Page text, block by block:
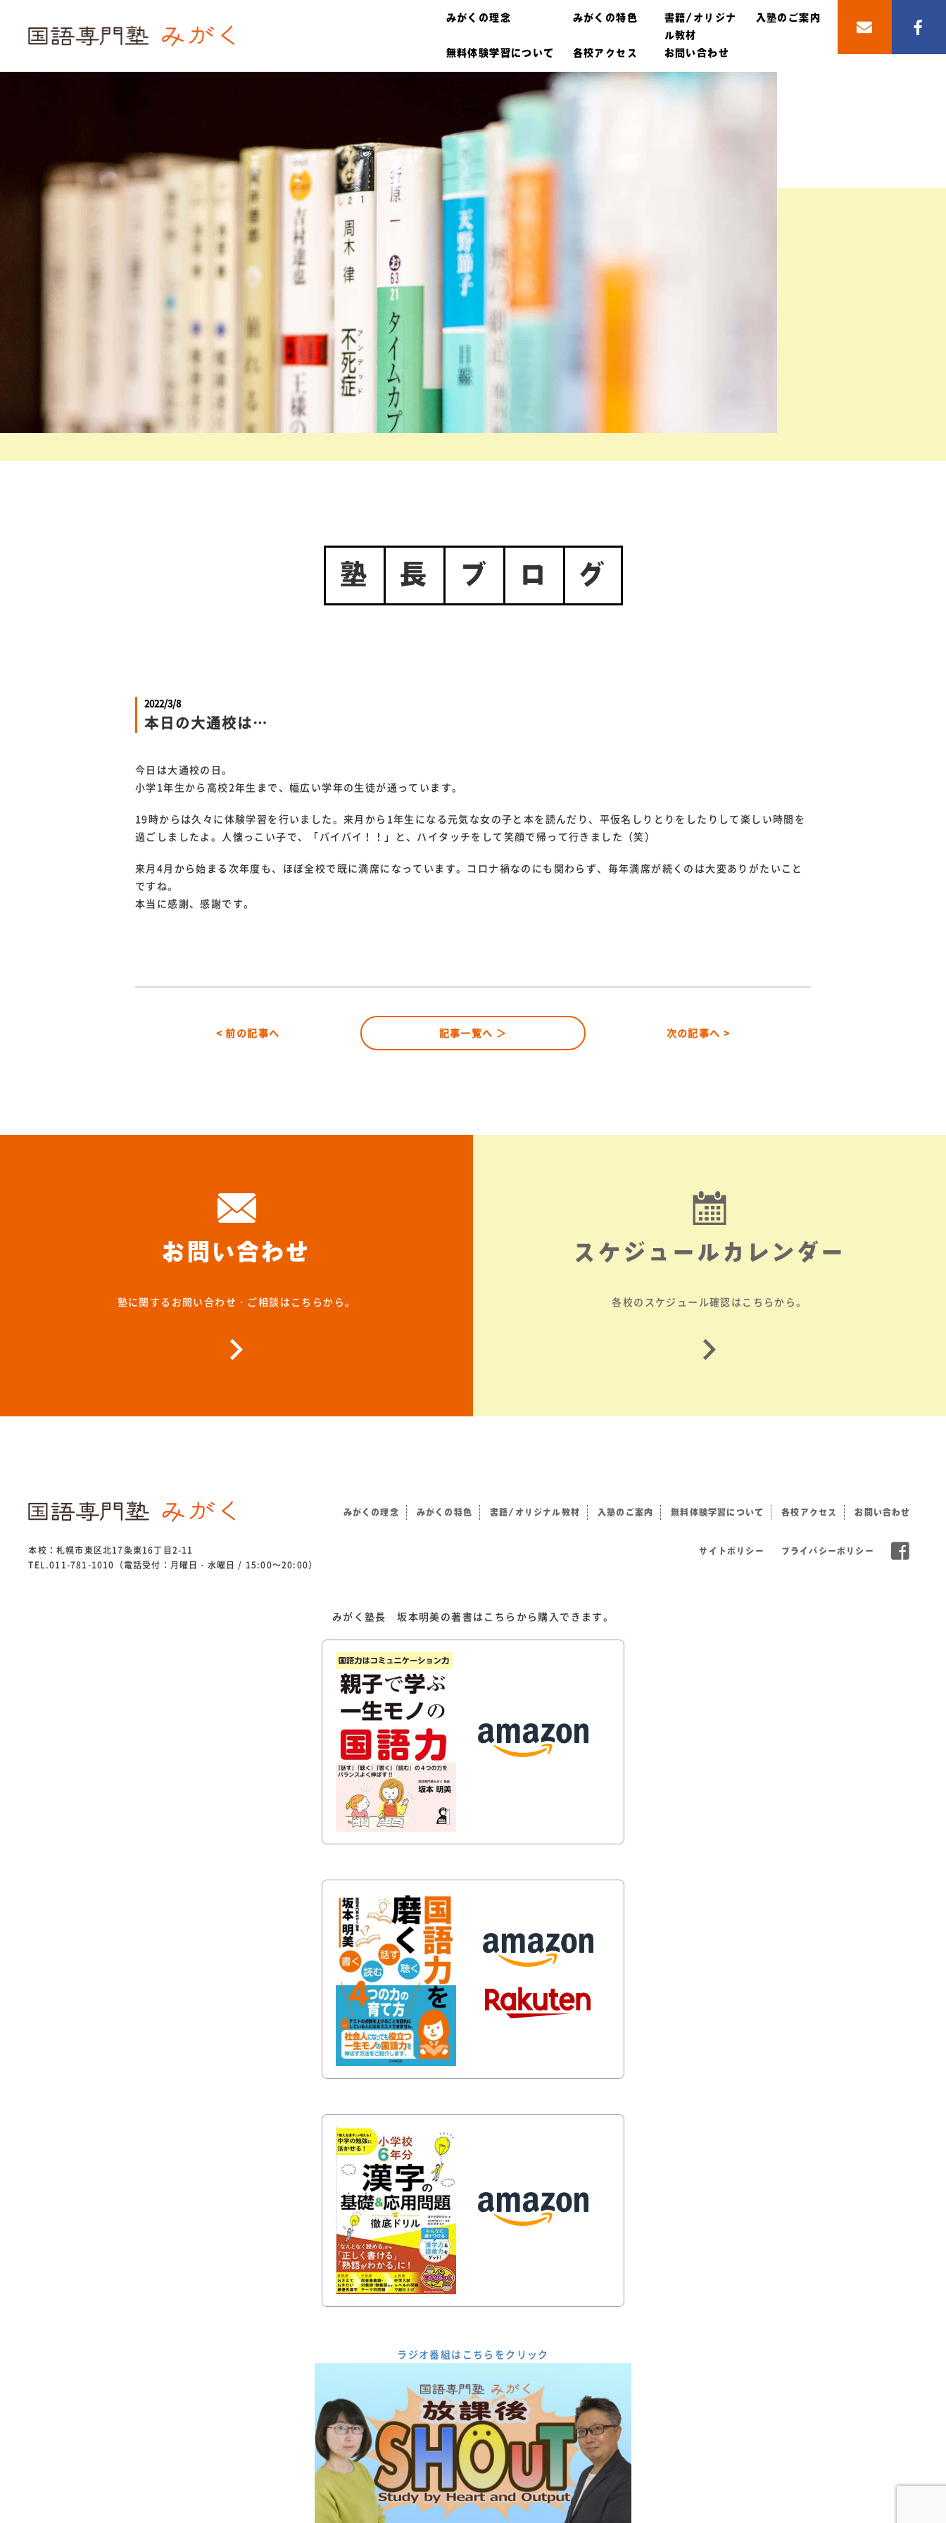
みがくの理念 みがくの特色
書籍/オリジナ
ル教材
入塾のご案内
無料体験学習について 各校アクセス お問い合わせ
塾 長 ブ ロ グ
2022/3/8
本日の大通校は…
今日は大通校の日。
小学1年生から高校2年生まで、幅広い学年の生徒が通っています。
19時からは久々に体験学習を行いました。来月から1年生になる元気な女の子と本を読んだり、平仮名しりとりをしたりして楽しい時間を
過ごしましたよ。人懐っこい子で、「バイバイ！！」と、ハイタッチをして笑顔で帰って行きました（笑）
来月4月から始まる次年度も、ほぼ全校で既に満席になっています。コロナ禍なのにも関わらず、毎年満席が続くのは大変ありがたいこと
ですね。
本当に感謝、感謝です。
< 前の記事へ 記事一覧へ ＞ 次の記事へ >
お問い合わせ
塾に関するお問い合わせ・ご相談はこちらから。
スケジュールカレンダー
各校のスケジュール確認はこちらから。
本校：札幌市東区北17条東16丁目2-11
TEL.011-781-1010（電話受付：月曜日・水曜日 / 15:00～20:00）
みがくの理念 みがくの特色 書籍/オリジナル教材 入塾のご案内 無料体験学習について 各校アクセス お問い合わせ
サイトポリシー プライバシーポリシー
みがく塾長 坂本明美の著書はこちらから購入できます。
ラジオ番組はこちらをクリック